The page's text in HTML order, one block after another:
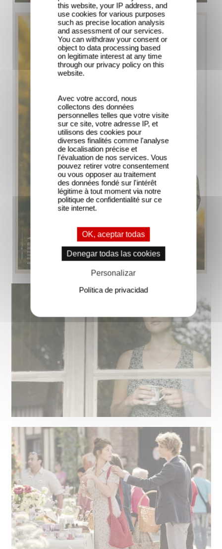
this website, your IP address, and
use cookies for various purposes
such as precise location analysis
and assessment of our services.
You can withdraw your consent or
object to data processing based
on legitimate interest at any time
through our privacy policy on this
website.
Avec votre accord, nous
collectons des données
personnelles telles que votre visite
sur ce site, votre adresse IP, et
utilisons des cookies pour
diverses finalités comme l'analyse
de localisation précise et
l'évaluation de nos services. Vous
pouvez retirer votre consentement
ou vous opposer au traitement
des données fondé sur l'intérêt
légitime à tout moment via notre
politique de confidentialité sur ce
site internet.
OK, aceptar todas
Denegar todas las cookies
Personalizar
Política de privacidad